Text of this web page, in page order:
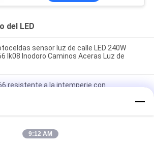
del LED
sensor luz de calle LED 240W
Ik08 Inodoro Caminos Aceras Luz de
resistente a la intemperie con
para plataforma de autobuses
LED Iluminación exterior de aluminio
brillo
9:12 AM